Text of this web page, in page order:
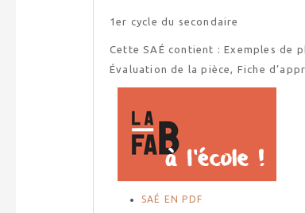
1er cycle du secondaire
Cette SAÉ contient : Exemples de
Évaluation de la pièce, Fiche
SAÉ EN PDF